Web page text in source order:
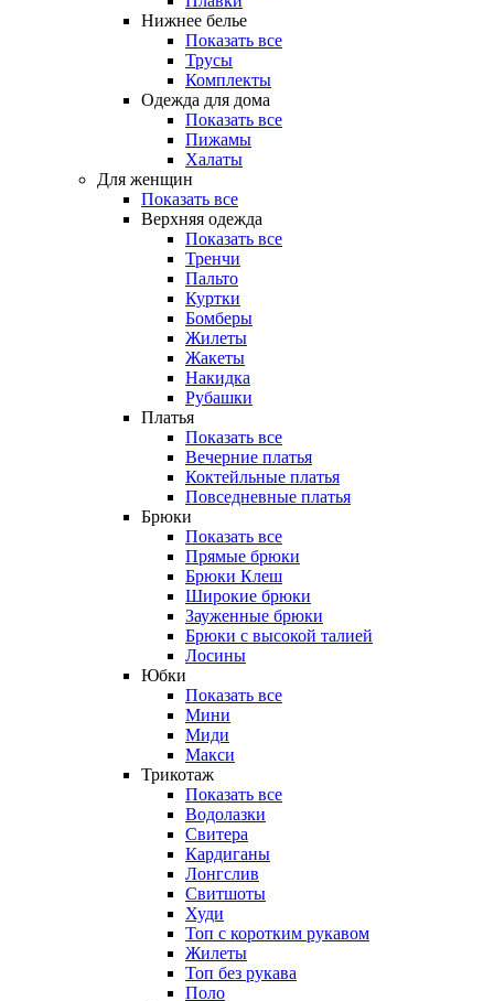
Нижнее белье
Показать все
Трусы
Комплекты
Одежда для дома
Показать все
Пижамы
Халаты
Для женщин
Показать все
Верхняя одежда
Показать все
Тренчи
Пальто
Куртки
Бомберы
Жилеты
Жакеты
Накидка
Рубашки
Платья
Показать все
Вечерние платья
Коктейльные платья
Повседневные платья
Брюки
Показать все
Прямые брюки
Брюки Клеш
Широкие брюки
Зауженные брюки
Брюки с высокой талией
Лосины
Юбки
Показать все
Мини
Миди
Макси
Трикотаж
Показать все
Водолазки
Свитера
Кардиганы
Лонгслив
Свитшоты
Худи
Топ с коротким рукавом
Жилеты
Топ без рукава
Поло